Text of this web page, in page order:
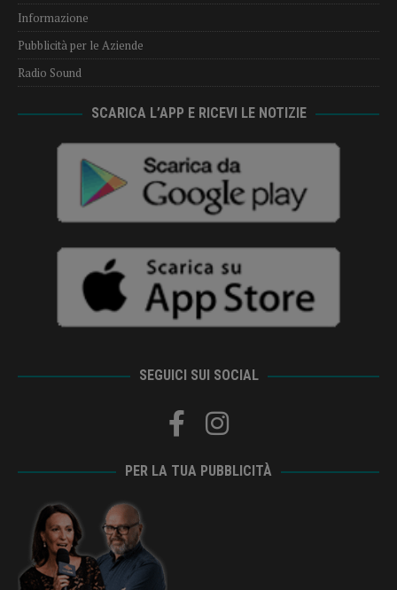
Informazione
Pubblicità per le Aziende
Radio Sound
SCARICA L’APP E RICEVI LE NOTIZIE
SEGUICI SUI SOCIAL
PER LA TUA PUBBLICITÀ